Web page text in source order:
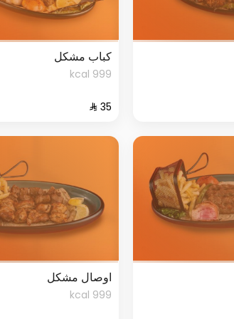
كباب مشكل
999 kcal
اوصال مشكل
999 kcal